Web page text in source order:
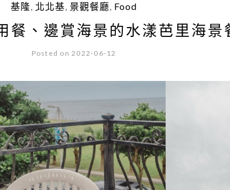
基隆, 北北基, 景觀餐廳, Food
餐、邊賞海景的水漾芭里海景
Posted on 2022-06-12